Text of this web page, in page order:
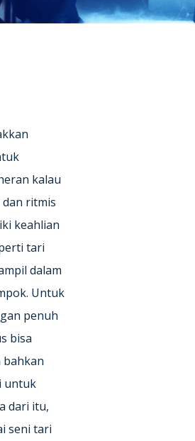
kalau
ritmis
keahlian
tari
dalam
Untuk
penuh
bisa
bahkan
untuk
dari itu,
seni tari